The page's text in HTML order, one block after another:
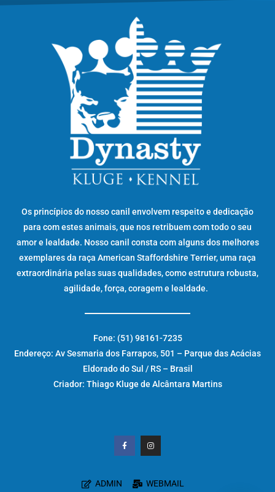
Os princípios do nosso canil envolvem respeito e dedicação
para com estes animais, que nos retribuem com todo o seu
amor e lealdade. Nosso canil consta com alguns dos melhores
exemplares da raça American Staffordshire Terrier, uma raça
extraordinária pelas suas qualidades, como estrutura robusta,
agilidade, força, coragem e lealdade.
Fone: (51) 98161-7235
Endereço: Av Sesmaria dos Farrapos, 501 – Parque das Acácias
Eldorado do Sul / RS – Brasil
Criador: Thiago Kluge de Alcântara Martins
ADMIN WEBMAIL